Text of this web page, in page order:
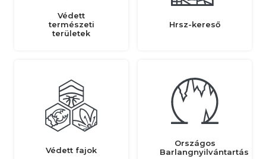
Védett
természeti
területek
Hrsz-kereső
Védett fajok
Országos
Barlangnyilvántartás